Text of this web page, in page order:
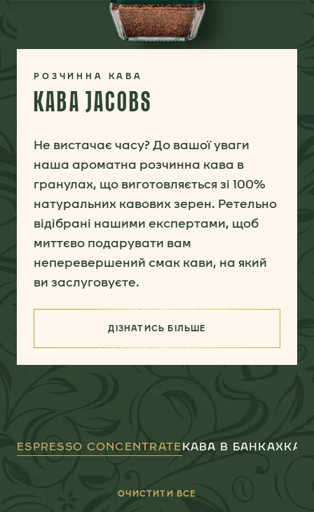
РОЗЧИННА КАВА
КАВА JACOBS
Не вистачає часу? До вашої уваги
наша ароматна розчинна кава в
гранулах, що виготовляється зі 100%
натуральних кавових зерен. Ретельно
відібрані нашими експертами, щоб
миттєво подарувати вам
неперевершений смак кави, на який
ви заслуговуєте.
ДІЗНАТИСЬ БІЛЬШЕ
ESPRESSO CONCENTRATE КАВА В БАНКАХ
ОЧИСТИТИ ВСЕ